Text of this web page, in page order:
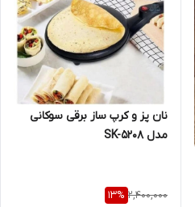
نان پز و کرپ ساز برقی سوکانی
مدل SK-5208
2,400,000
13%